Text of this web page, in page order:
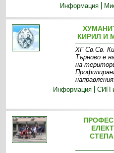
Информация
КИРИЛ И
ХГ Св.Св.
Търново е
на
Информация
СИП